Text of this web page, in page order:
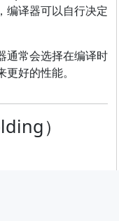
编译器可以自行决定
通常会选择在编译时
好的性能。
）